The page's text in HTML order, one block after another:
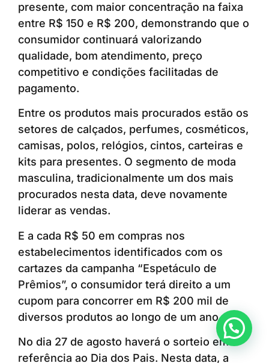
presente, com maior concentração na faixa
entre R$ 150 e R$ 200, demonstrando que o
consumidor continuará valorizando
qualidade, bom atendimento, preço
competitivo e condições facilitadas de
pagamento.
Entre os produtos mais procurados estão os
setores de calçados, perfumes, cosméticos,
camisas, polos, relógios, cintos, carteiras e
kits para presentes. O segmento de moda
masculina, tradicionalmente um dos mais
procurados nesta data, deve novamente
liderar as vendas.
E a cada R$ 50 em compras nos
estabelecimentos identificados com os
cartazes da campanha “Espetáculo de
Prêmios”, o consumidor terá direito a um
cupom para concorrer em R$ 200 mil de
diversos produtos ao longo de um ano.
No dia 27 de agosto haverá o sorteio em
referência ao Dia dos Pais. Nesta data, a